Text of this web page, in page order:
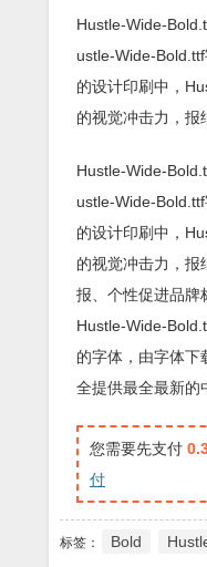
Hustle-Wide-
ustle-Wide-
的设计印刷中，
的视觉冲击力，报
Hustle-Wide-
ustle-Wide-
的设计印刷中，
的视觉冲击力，报
报、个性促进品牌
Hustle-Wide-
的字体，由字体下
全提供最全最新的
您需要先支付
付
标签： Bold